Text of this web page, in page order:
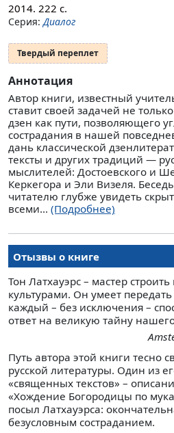
2014. 222 с.
Серия: Диалог
Твердый переплет
Аннотация
Автор книги, известный
ставит своей задачей не
дзен как пути, позволяющего
сострадания в нашей
дань классической
тексты и других традиций —
мыслителей: Достоевского и
Керкегора и Эли Визеля.
читателю глубже увидеть
всеми... (Подробнее)
Отызвы о книге
Тон Латхауэрс – мастер
культурами. Он умеет
каждый – без исключения –
ответ на великую тайну
Путь автора этой книги тесно
русской литературы. Один из
«священных текстов» –
«Хождение Богородицы по
посыл Латхауэрса:
безусловным состраданием.